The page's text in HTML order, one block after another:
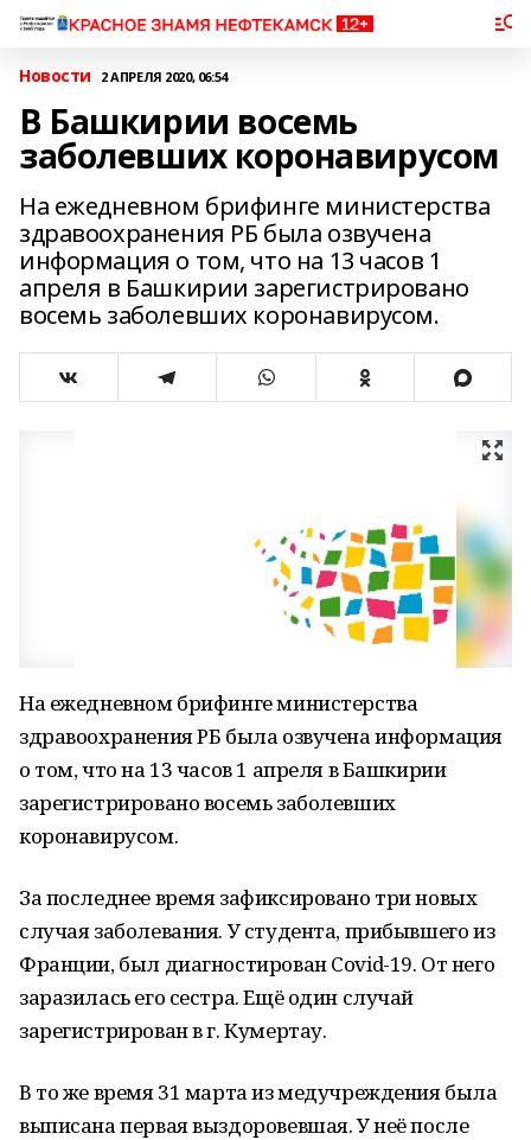
Новости 2 АПРЕЛЯ 2020, 06:54
В Башкирии восемь
заболевших коронавирусом
На ежедневном брифинге министерства
здравоохранения РБ была озвучена
информация о том, что на 13 часов 1
апреля в Башкирии зарегистрировано
восемь заболевших коронавирусом.
На ежедневном брифинге министерства
здравоохранения РБ была озвучена информация
о том, что на 13 часов 1 апреля в Башкирии
зарегистрировано восемь заболевших
коронавирусом.
За последнее время зафиксировано три новых
случая заболевания. У студента, прибывшего из
Франции, был диагностирован Covid-19. От него
заразилась его сестра. Ещё один случай
зарегистрирован в г. Кумертау.
В то же время 31 марта из медучреждения была
выписана первая выздоровевшая. У неё после